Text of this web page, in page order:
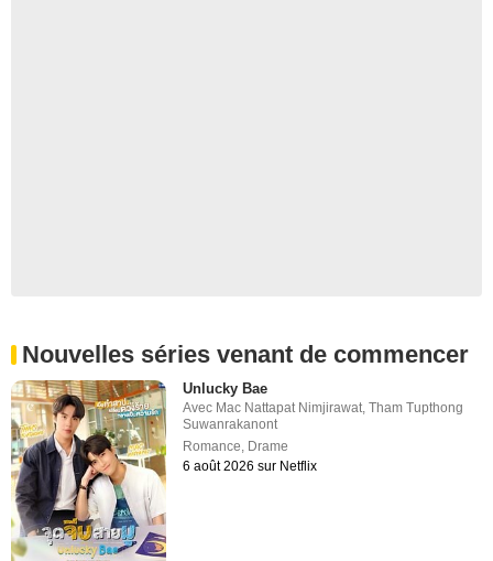
Nouvelles séries venant de commencer
Unlucky Bae
Avec Mac Nattapat Nimjirawat,Tham Tupthong
Suwanrakanont
Romance, Drame
6 août 2026 sur Netflix